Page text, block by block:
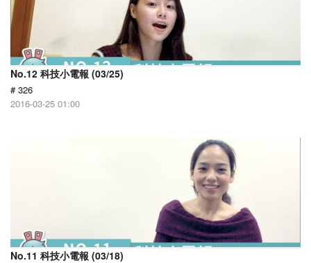
No.12 科技小電報 (03/25)
# 326
2016-03-25 01:00
No.11 科技小電報 (03/18)